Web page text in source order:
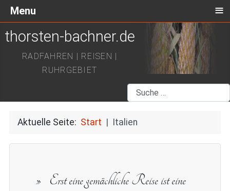
thorsten-bachner.de
RADFAHREN | REISEN |
RUHRGEBIET
Suchen
Aktuelle Seite: Start Italien
Erst eine gemächliche Reise ist eine
Menu ≡